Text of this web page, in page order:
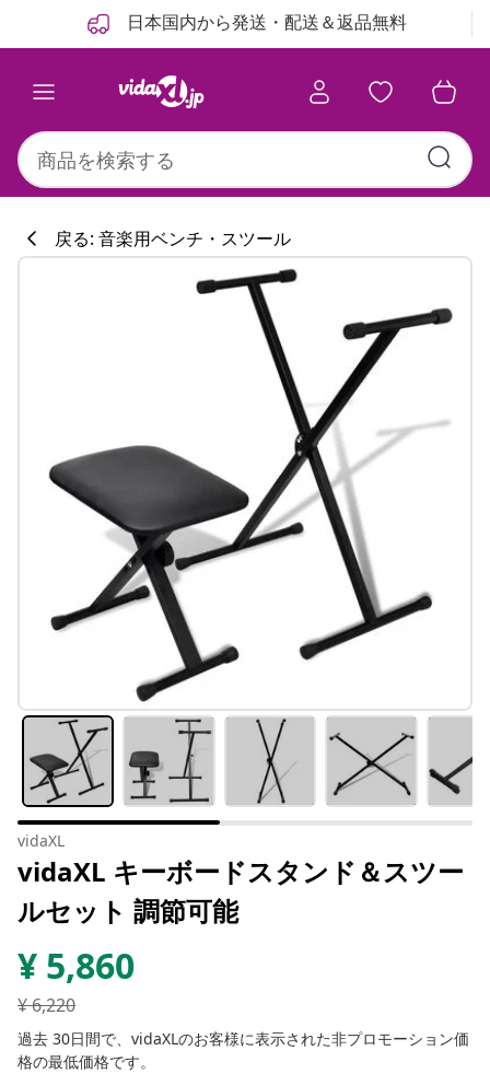
日本国内から発送・配送＆返品無料
戻る: 音楽用ベンチ・スツール
vidaXL
vidaXL キーボードスタンド＆スツー
ルセット 調節可能
¥ 5,860
¥6,220
過去 30日間で、vidaXLのお客様に表示された非プロモーション価
格の最低価格です。